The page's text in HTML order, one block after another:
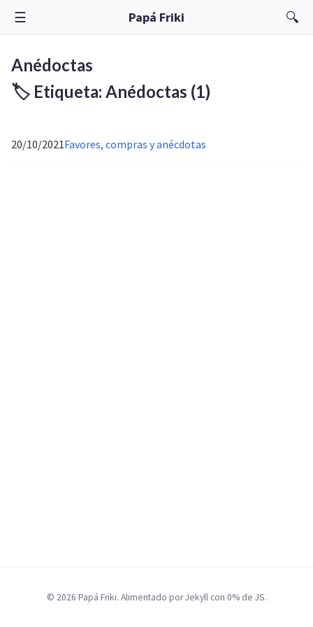
☰ Papá Friki 🔍
Anédoctas
🏷️ Etiqueta: Anédoctas (1)
20/10/2021Favores, compras y anécdotas
© 2026 Papá Friki. Alimentado por Jekyll con 0% de JS.